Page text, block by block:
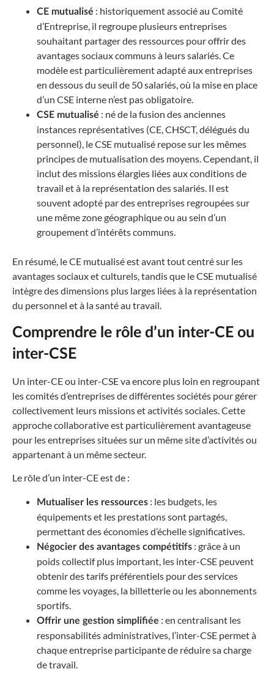
CE mutualisé : historiquement associé au Comité
d’Entreprise, il regroupe plusieurs entreprises
souhaitant partager des ressources pour offrir des
avantages sociaux communs à leurs salariés. Ce
modèle est particulièrement adapté aux entreprises
en dessous du seuil de 50 salariés, où la mise en place
d’un CSE interne n’est pas obligatoire.
CSE mutualisé : né de la fusion des anciennes
instances représentatives (CE, CHSCT, délégués du
personnel), le CSE mutualisé repose sur les mêmes
principes de mutualisation des moyens. Cependant, il
inclut des missions élargies liées aux conditions de
travail et à la représentation des salariés. Il est
souvent adopté par des entreprises regroupées sur
une même zone géographique ou au sein d’un
groupement d’intérêts communs.
En résumé, le CE mutualisé est avant tout centré sur les
avantages sociaux et culturels, tandis que le CSE mutualisé
intègre des dimensions plus larges liées à la représentation
du personnel et à la santé au travail.
Comprendre le rôle d’un inter-CE ou
inter-CSE
Un inter-CE ou inter-CSE va encore plus loin en regroupant
les comités d’entreprises de différentes sociétés pour gérer
collectivement leurs missions et activités sociales. Cette
approche collaborative est particulièrement avantageuse
pour les entreprises situées sur un même site d’activités ou
appartenant à un même secteur.
Le rôle d’un inter-CE est de :
Mutualiser les ressources : les budgets, les
équipements et les prestations sont partagés,
permettant des économies d’échelle significatives.
Négocier des avantages compétitifs : grâce à un
poids collectif plus important, les inter-CSE peuvent
obtenir des tarifs préférentiels pour des services
comme les voyages, la billetterie ou les abonnements
sportifs.
Offrir une gestion simplifiée : en centralisant les
responsabilités administratives, l’inter-CSE permet à
chaque entreprise participante de réduire sa charge
de travail.